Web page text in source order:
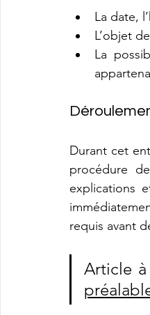
La date,
L’objet
La
Durant cet
procédure
explications
requis avant
Article